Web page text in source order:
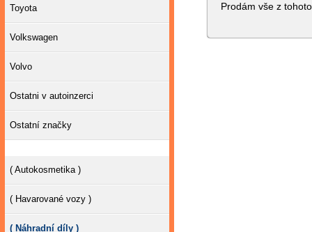
Prodám vše z
Toyota
Volkswagen
Volvo
Ostatni v autoinzerci
Ostatní značky
( Autokosmetika )
( Havarované vozy )
( Náhradní díly )